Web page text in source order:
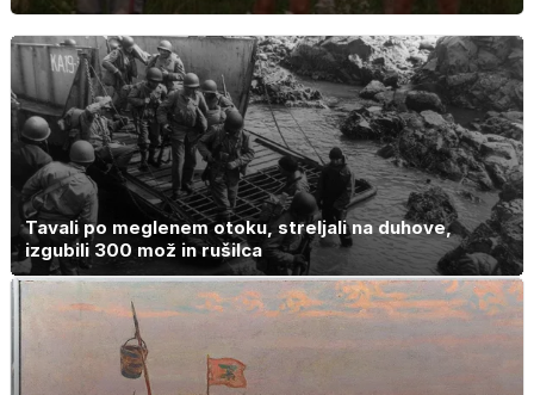
Tavali po meglenem otoku, streljali na duhove,
izgubili 300 mož in rušilca